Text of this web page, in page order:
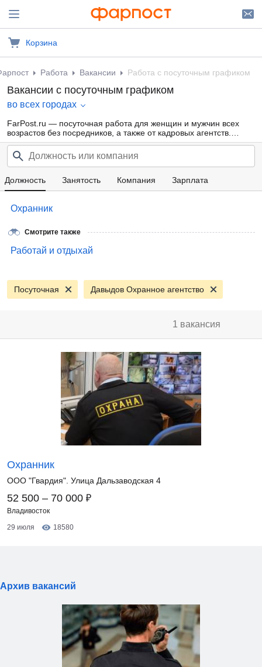
Корзина
Работа Вакансии Работа с посуточным графиком
Вакансии с посуточным графиком
во всех городах
FarPost.ru — посуточная работа для женщин и мужчин всех
возрастов без посредников, а также от кадровых агентств.
Свежие вакансии каждый день.
Должность Занятость Компания Зарплата
Охранник
Смотрите также
Работай и отдыхай
Посуточная Давыдов Охранное агентство
1 вакансия
Охранник
ООО "Гвардия". Улица Дальзаводская 4
52 500 – 70 000 ₽
Владивосток
29 июля
18580
Архив вакансий